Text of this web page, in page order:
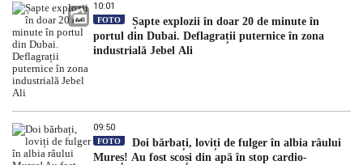
10:01
FOTO
Șapte explozii în doar 20 de minute în
portul din Dubai. Deflagrații puternice în zona
industrială Jebel Ali
09:50
FOTO
Doi bărbați, loviți de fulger în albia râului
Mureș! Au fost scoși din apă în stop cardio-